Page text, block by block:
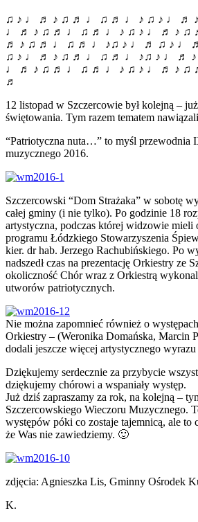
♫ ♪ ♩ ♬ ♪ ♫ ♬ ♩ ♫ ♬ ♩ ♪ ♫ ♪ ♩ ♬
♩ ♬ ♪ ♫ ♬ ♩ ♫ ♬ ♩ ♪ ♫ ♪ ♩ ♬ ♪ ♫
♬ ♪ ♫ ♬ ♩ ♫ ♬ ♩ ♪♫ ♪ ♩ ♬ ♫ ♪ ♩
♫ ♪ ♩ ♬ ♪ ♫ ♬ ♩ ♫ ♬ ♩ ♪♫ ♪ ♩ ♬
♩ ♬ ♪ ♫ ♬ ♩ ♫ ♬ ♩ ♪ ♫ ♪ ♩ ♬ ♪ ♫
♬
12 listopad w Szczercowie był kolejną –
świętowania. Tym razem tematem
“Patriotyczna nuta…” to myśl przewodnia
muzycznego 2016.
Szczercowski “Dom Strażaka” w sobotę
całej gminy (i nie tylko). Po godzinie 18
artystyczna, podczas której widzowie mieli
programu Łódzkiego Stowarzyszenia
kier. dr hab. Jerzego Rachubińskiego. Po
nadszedł czas na prezentację Orkiestry ze
okoliczność Chór wraz z Orkiestrą
utworów patriotycznych.
Nie można zapomnieć również o
Orkiestry – (Weronika Domańska, Marcin
dodali jeszcze więcej artystycznego wyrazu
Dziękujemy serdecznie za przybycie
dziękujemy chórowi a wspaniały występ.
Już dziś zapraszamy za rok, na kolejną –
Szczercowskiego Wieczoru Muzycznego.
występów póki co zostaje tajemnicą, ale to
że Was nie zawiedziemy. 🙂
zdjęcia: Agnieszka Lis, Gminny Ośrodek
K.